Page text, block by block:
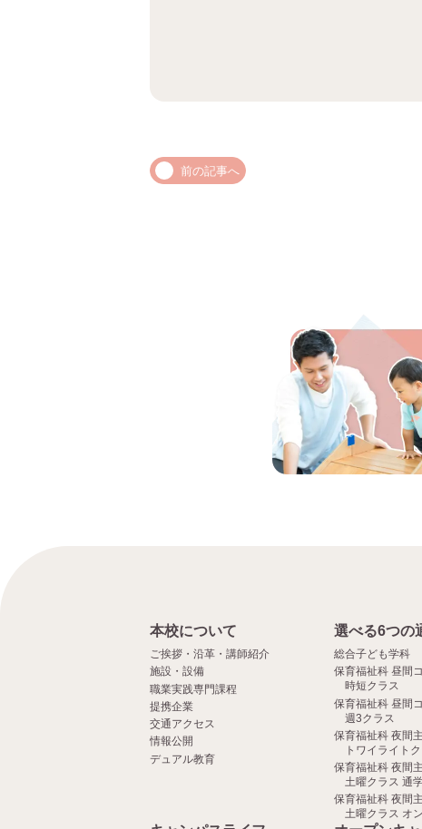
前の記事へ
本校について
ご挨拶・沿革・講師紹介
施設・設備
職業実践専門課程
提携企業
交通アクセス
情報公開
デュアル教育
選べる6つの
総合子ども学科
保育福祉科 昼間
時短クラス
保育福祉科 昼間
週3クラス
保育福祉科 夜間
トワイライトク
保育福祉科 夜間
土曜クラス 通
保育福祉科 夜間
土曜クラス オ